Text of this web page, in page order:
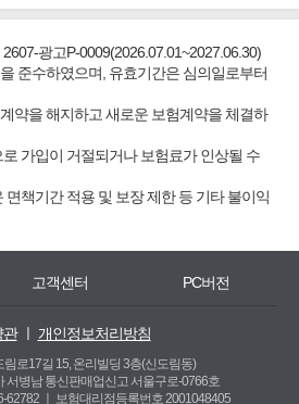
광고P-0009(2026.07.01~2027.06.30)
준수하였으며, 유효기간은 심의일로부터
약을 해지하고 새로운 보험계약을 체결하
가입이 거절되거나 보험료가 인상될 수
책기간 적용 및 보장 제한 등 기타 불이익
고객센터 PC버전
관ㅣ 개인정보처리방침
림로17길 15, 온리빌딩 3층(신도림동)
서병남 통신판매업신고 서울구로-0766호
ㅣ
보험대리점등록번호 2001048405